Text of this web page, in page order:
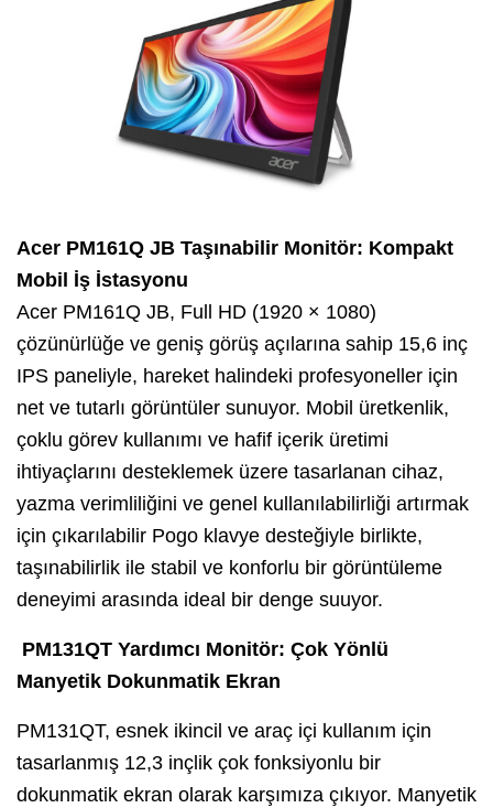
Acer PM161Q JB Taşınabilir Monitör: Kompakt
Mobil İş İstasyonu
Acer PM161Q JB, Full HD (1920 × 1080)
çözünürlüğe ve geniş görüş açılarına sahip 15,6 inç
IPS paneliyle, hareket halindeki profesyoneller için
net ve tutarlı görüntüler sunuyor. Mobil üretkenlik,
çoklu görev kullanımı ve hafif içerik üretimi
ihtiyaçlarını desteklemek üzere tasarlanan cihaz,
yazma verimliliğini ve genel kullanılabilirliği artırmak
için çıkarılabilir Pogo klavye desteğiyle birlikte,
taşınabilirlik ile stabil ve konforlu bir görüntüleme
deneyimi arasında ideal bir denge suuyor.
PM131QT Yardımcı Monitör: Çok Yönlü
Manyetik Dokunmatik Ekran
PM131QT, esnek ikincil ve araç içi kullanım için
tasarlanmış 12,3 inçlik çok fonksiyonlu bir
dokunmatik ekran olarak karşımıza çıkıyor. Manyetik